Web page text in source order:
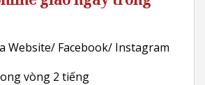
Website/ Facebook/ Instagram
vòng 2 tiếng